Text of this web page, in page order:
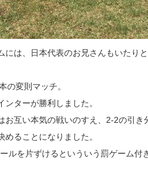
には、日本代表のお兄さんもいたり
の変則マッチ。
ンターが勝利しました。
お互い本気の戦いのすえ、2-2の引
めることになりました。
ルを片ずけるといういう罰ゲーム付